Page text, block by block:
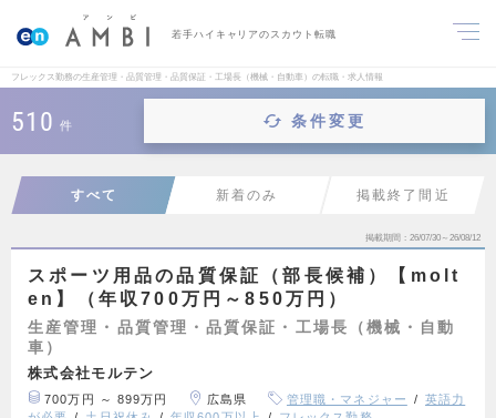
若手ハイキャリアのスカウト転職
フレックス勤務の生産管理・品質管理・品質保証・工場長（機械・自動車）の転職・求人情報
510 件 条件変更
すべて 新着のみ 掲載終了間近
掲載期間 26/07/30～26/08/12
スポーツ用品の品質保証（部長候補）【molt
en】（年収700万円～850万円）
生産管理・品質管理・品質保証・工場長（機械・自動
車）
株式会社モルテン
700万円 ～ 899万円 広島県 管理職・マネジャー
英語力